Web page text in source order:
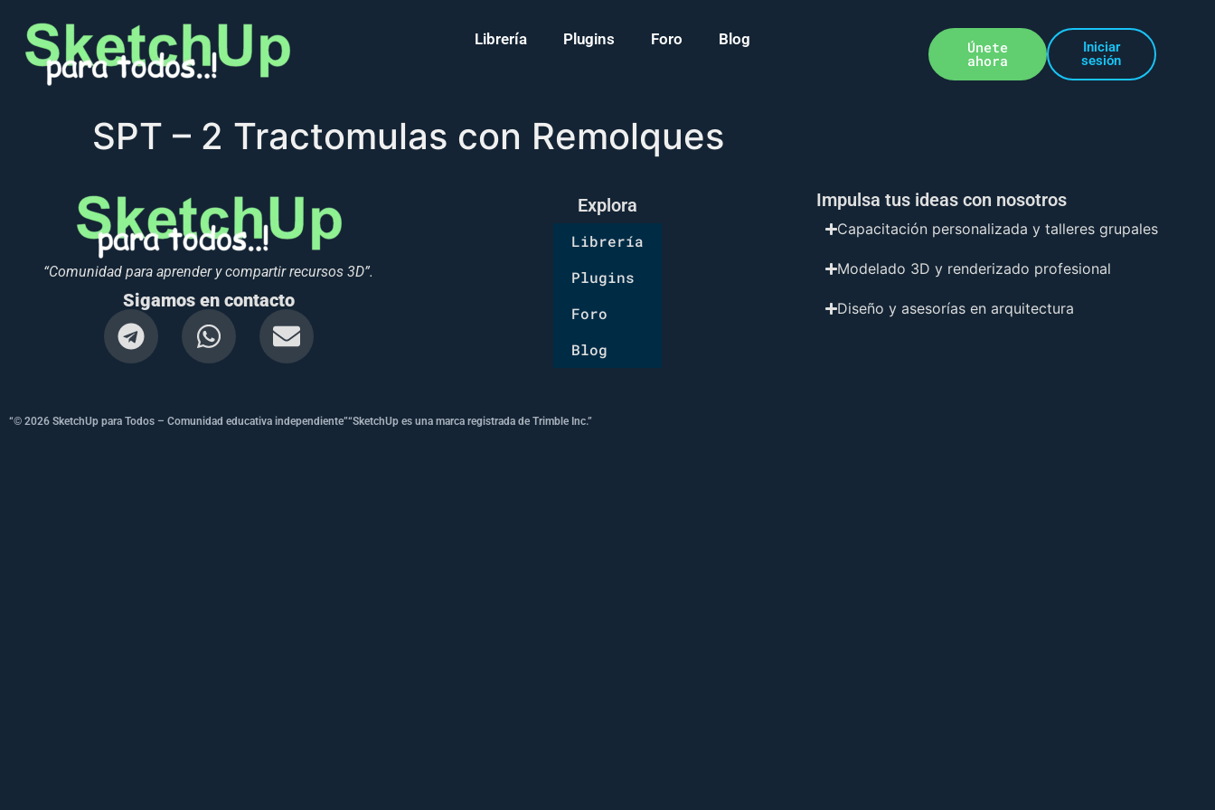
Librería Plugins Foro Blog Únete
ahora
Iniciar
sesión
SPT – 2 Tractomulas con Remolques
“Comunidad para aprender y compartir recursos 3D”.
Sigamos en contacto
Explora
Librería
Plugins
Foro
Blog
Impulsa tus ideas con nosotros
Capacitación personalizada y talleres grupales
Modelado 3D y renderizado profesional
Diseño y asesorías en arquitectura
“© 2026 SketchUp para Todos – Comunidad educativa independiente”“SketchUp es una marca registrada de Trimble Inc.”